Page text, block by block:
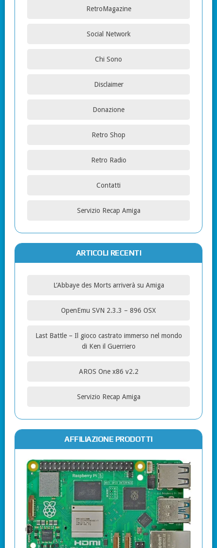
RetroMagazine
Social Network
Chi Sono
Disclaimer
Donazione
Retro Shop
Retro Radio
Contatti
Servizio Recap Amiga
ARTICOLI RECENTI
L’Abbaye des Morts arriverà su Amiga
OpenEmu SVN 2.3.3 – 896 OSX
Last Battle – Il gioco castrato immerso nel mondo
di Ken il Guerriero
AROS One x86 v2.2
Servizio Recap Amiga
AFFILIAZIONE PRODOTTI